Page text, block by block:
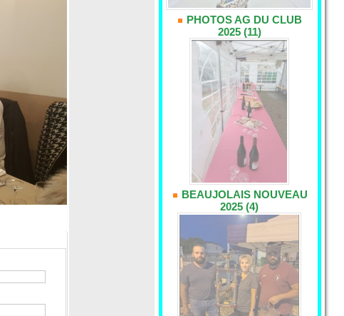
PHOTOS AG DU CLUB
2025 (11)
BEAUJOLAIS NOUVEAU
2025 (4)